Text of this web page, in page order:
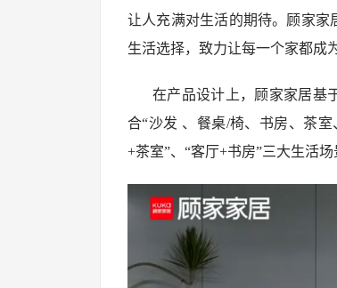
让人充满对生活的期待。顾家家
生活选择，致力让每一个家都成
在产品设计上，顾家家居基
合“沙发 、餐桌/椅、书房、茶
+茶室”、“客厅+书房”三大生活场